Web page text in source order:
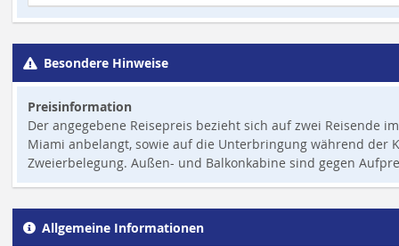
Besondere Hinweise
Preisinformation
Der angegebene Reisepreis bezieht sich auf zwei Reisende
Miami anbelangt, sowie auf die Unterbringung während der
Zweierbelegung. Außen- und Balkonkabine sind gegen
Allgemeine Informationen